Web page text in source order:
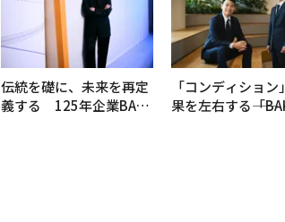
伝統を礎に、未来を再定
義する 125年企業BAT
「コンディション
果を左右する――「